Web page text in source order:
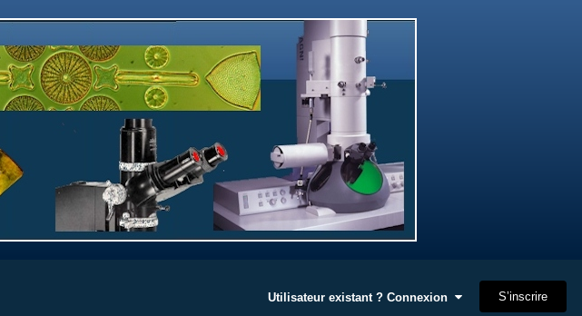
Utilisateur existant ? Connexion S’inscrire